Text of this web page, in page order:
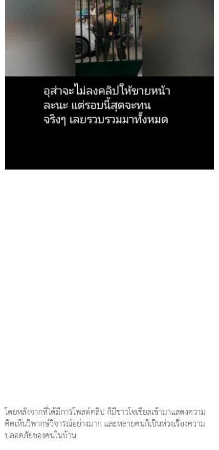
โดยหลังจากที่ได้มีการโพสต์คลิป ก็มีชาวโซเชียลเข้ามาแสดงความ
คิดเห็นวิพากษ์วิจารณ์อย่างมาก และหลายคนก็เป็นห่วงเรื่องความ
ปลอดภัยของคนในบ้าน